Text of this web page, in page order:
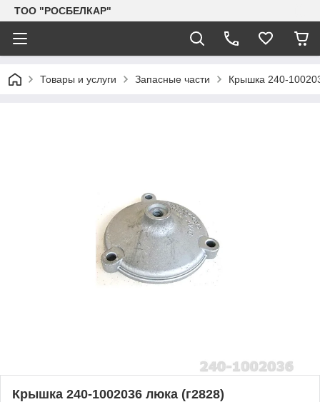
TOO "РОСБЕЛКАР"
Товары и услуги Запасные части Крышка 240-
Крышка 240-1002036 люка (г2828)